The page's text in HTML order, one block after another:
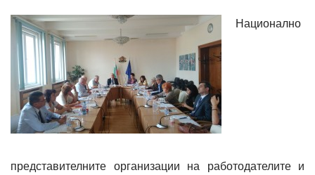
Национално
представителните организации на работодателите и